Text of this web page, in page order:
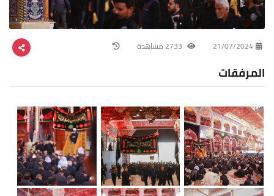
21/07/2024
المرفقات